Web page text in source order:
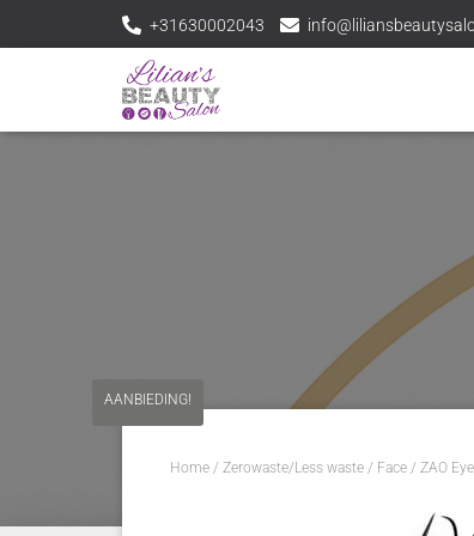
+31630002043
Home / Zerowaste/Less waste / Face / ZAO
AANBIEDING!